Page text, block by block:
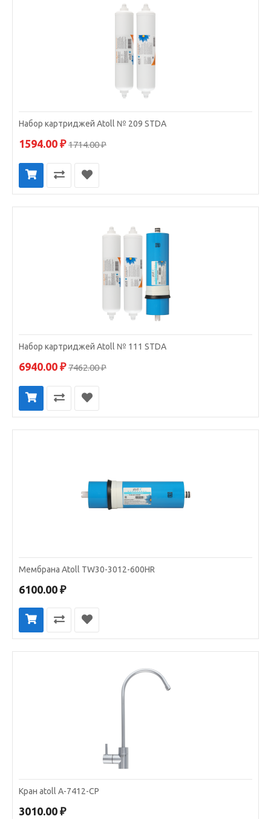
Набор картриджей Atoll № 209 STDA
1594.00 ₽ 1714.00 ₽
Набор картриджей Atoll № 111 STDA
6940.00 ₽ 7462.00 ₽
Мембрана Atoll TW30-3012-600HR
6100.00 ₽
Кран atoll A-7412-CP
3010.00 ₽